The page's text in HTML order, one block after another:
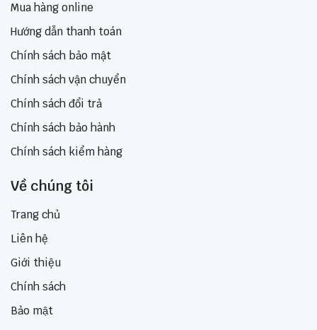
Mua hàng online
Hướng dẫn thanh toán
Chính sách bảo mật
Chính sách vận chuyển
Chính sách đổi trả
Chính sách bảo hành
Chính sách kiểm hàng
Về chúng tôi
Trang chủ
Liên hệ
Giới thiệu
Chính sách
Bảo mật